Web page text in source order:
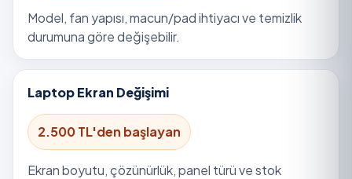
Model, fan yapısı, macun/pad ihtiyacı ve temizlik
durumuna göre değişebilir.
Laptop Ekran Değişimi
2.500 TL'den başlayan
Ekran boyutu, çözünürlük, panel türü ve stok